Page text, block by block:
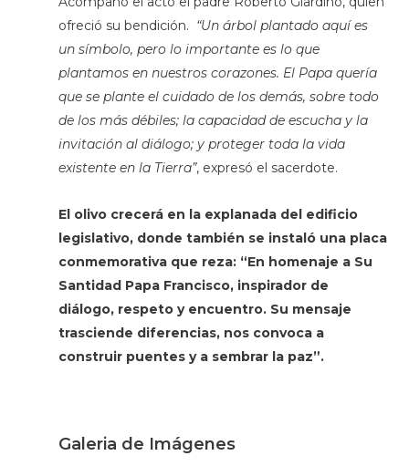
ofreció su bendición. “Un árbol plantado aquí es
un símbolo, pero lo importante es lo que
plantamos en nuestros corazones. El Papa quería
que se plante el cuidado de los demás, sobre todo
de los más débiles; la capacidad de escucha y la
invitación al diálogo; y proteger toda la vida
existente en la Tierra”, expresó el sacerdote.
El olivo crecerá en la explanada del edificio
legislativo, donde también se instaló una placa
conmemorativa que reza: “En homenaje a Su
Santidad Papa Francisco, inspirador de
diálogo, respeto y encuentro. Su mensaje
trasciende diferencias, nos convoca a
construir puentes y a sembrar la paz”.
Galeria de Imágenes